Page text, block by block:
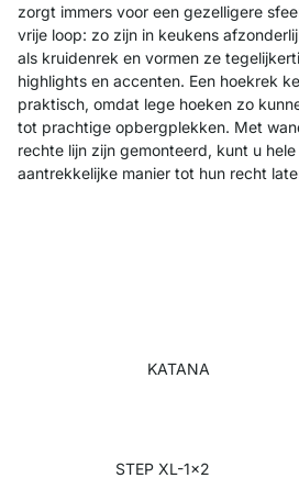
zorgt immers voor een gezelligere
vrije loop: zo zijn in keukens
als kruidenrek en vormen ze
highlights en accenten. Een hoekrek
praktisch, omdat lege hoeken zo
tot prachtige opbergplekken. Met
rechte lijn zijn gemonteerd, kunt u
aantrekkelijke manier tot hun recht
KATANA
STEP XL-1x2